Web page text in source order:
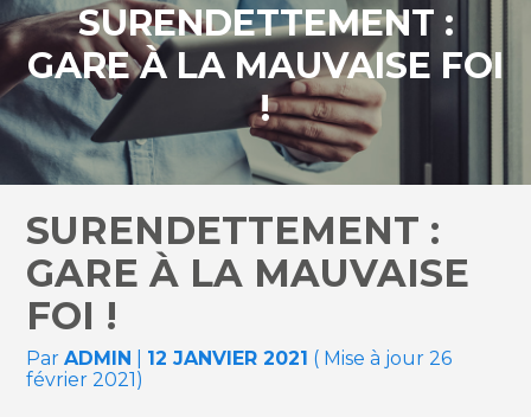
SURENDETTEMENT :
GARE À LA MAUVAISE FOI
!
SURENDETTEMENT :
GARE À LA MAUVAISE
FOI !
ParADMIN 12 JANVIER 2021 ( Mise à jour 26
février 2021)